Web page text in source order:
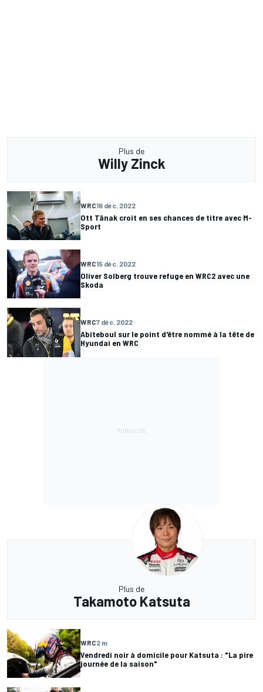
Plus de
Willy Zinck
WRC16 déc. 2022
Ott Tänak croit en ses chances de titre avec M-
Sport
WRC15 déc. 2022
Oliver Solberg trouve refuge en WRC2 avec une
Skoda
WRC7 déc. 2022
Abiteboul sur le point d'être nommé à la tête de
Hyundai en WRC
Plus de
Takamoto Katsuta
WRC2 m
Vendredi noir à domicile pour Katsuta : "La pire
journée de la saison"